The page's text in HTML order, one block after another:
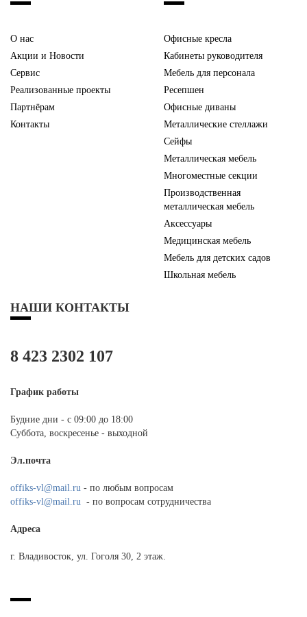
О нас
Акции и Новости
Сервис
Реализованные проекты
Партнёрам
Контакты
Офисные кресла
Кабинеты руководителя
Мебель для персонала
Ресепшен
Офисные диваны
Металлические стеллажи
Сейфы
Металлическая мебель
Многоместные секции
Производственная
металлическая мебель
Аксессуары
Медицинская мебель
Мебель для детских садов
Школьная мебель
НАШИ КОНТАКТЫ
8 423 2302 107
График работы
Будние дни - с 09:00 до 18:00
Суббота, воскресенье - выходной
Эл.почта
offiks-vl@mail.ru - по любым вопросам
offiks-vl@mail.ru - по вопросам сотрудничества
Адреса
г. Владивосток, ул. Гоголя 30, 2 этаж.